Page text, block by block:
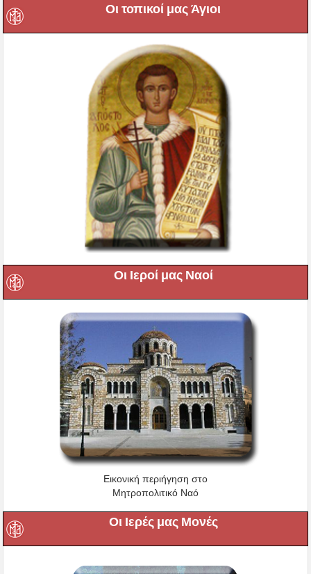
Οι τοπικοί μας Άγιοι
Οι Ιεροί μας Ναοί
Εικονική περιήγηση στο
Μητροπολιτικό Ναό
Οι Ιερές μας Μονές